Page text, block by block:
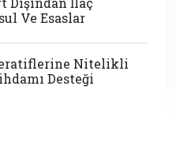
Ve Esaslar
Nitelikli
Desteği